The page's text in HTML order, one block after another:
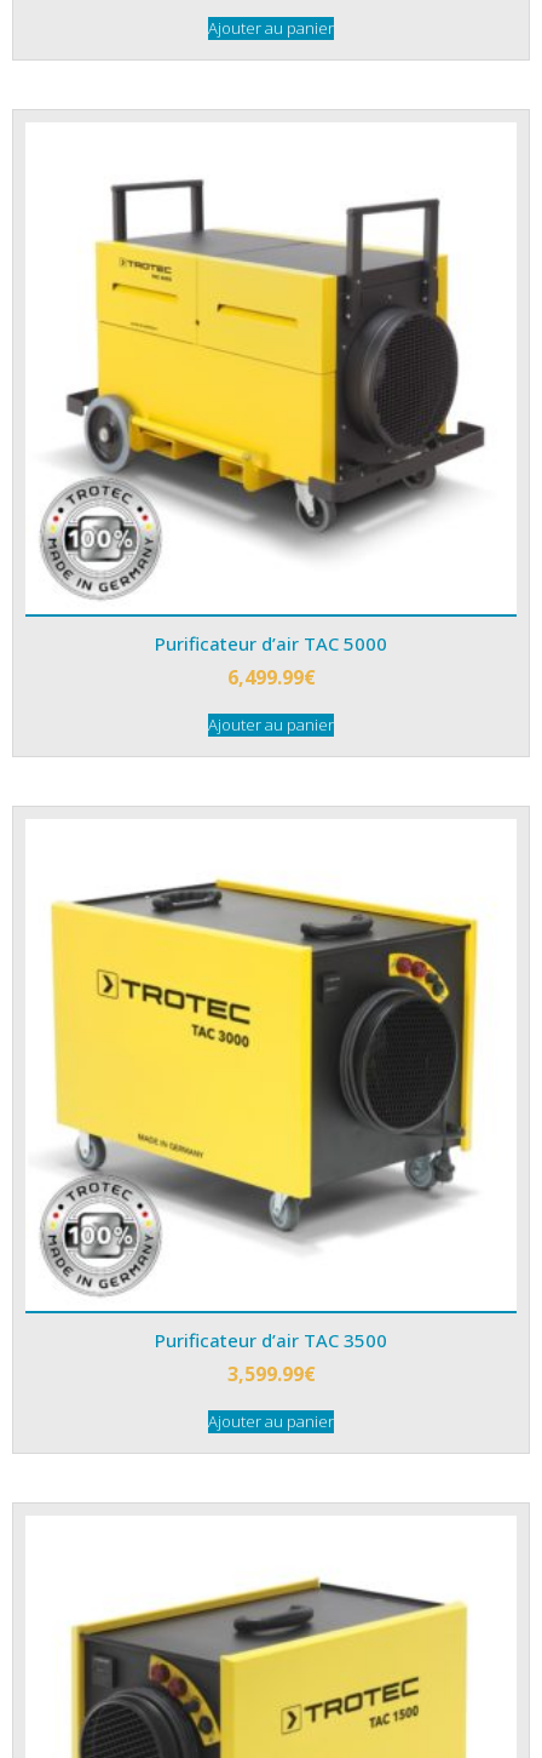
Ajouter au panier
Purificateur d’air TAC 5000
6,499.99€
Ajouter au panier
Purificateur d’air TAC 3500
3,599.99€
Ajouter au panier